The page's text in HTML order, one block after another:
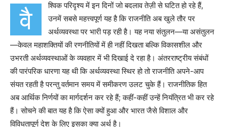
वै
श्विक परिदृश्य में इन दिनों जो बदलाव तेज़ी से घटित हो रहे हैं,
उनमें सबसे महत्त्वपूर्ण यह है कि राजनीति अब खुले तौर पर
अर्थव्यवस्था पर भारी पड़ रही है। यह नया संतुलन—या असंतुलन
—केवल महाशक्तियों की रणनीतियों में ही नहीं दिखता बल्कि विकासशील और
उभरती अर्थव्यवस्थाओं के व्यवहार में भी दिखाई दे रहा है। अंतरराष्ट्रीय संबंधों
की पारंपरिक धारणा यह थी कि अर्थव्यवस्था स्थिर हो तो राजनीति अपने-आप
संयत रहती है परन्तु वर्तमान समय में समीकरण उलट चुके हैं। राजनीतिक हित
अब आर्थिक निर्णयों का मार्गदर्शन कर रहे हैं; कहीं-कहीं उन्हें नियंत्रित भी कर रहे
हैं। सोचने की बात यह है कि ऐसा क्यों हुआ और भारत जैसे विशाल और
विविधतापूर्ण देश के लिए इसका क्या अर्थ है।